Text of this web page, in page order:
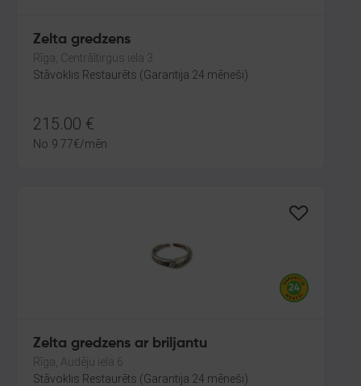
Zelta gredzens
Rīga, Centrāltirgus iela 3
Stāvoklis Restaurēts (Garantija 24 mēneši)
215.00 €
No 9.77€/mēn.
Zelta gredzens ar briljantu
Rīga, Audēju iela 6
Stāvoklis Restaurēts (Garantija 24 mēneši)